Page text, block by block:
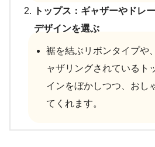
トップス：ギャザーやドレ
デザインを選ぶ
裾を結ぶリボンタイプや
ャザリングされているト
インをぼかしつつ、おし
てくれます。